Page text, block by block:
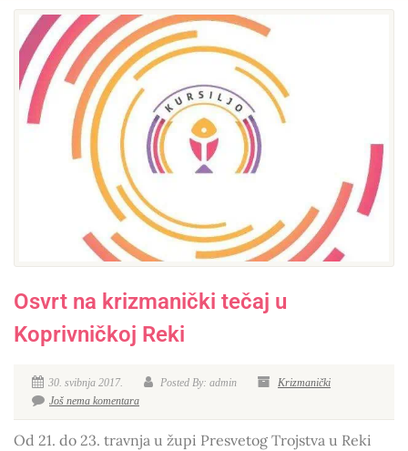
Osvrt na krizmanički tečaj u
Koprivničkoj Reki
30. svibnja 2017. Posted By: admin
Krizmanički
Još nema komentara
Od 21. do 23. travnja u župi Presvetog Trojstva u Reki